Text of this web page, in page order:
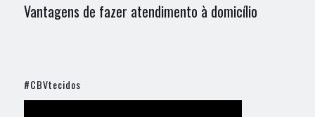
Vantagens de fazer atendimento à domicílio
#CBVtecidos